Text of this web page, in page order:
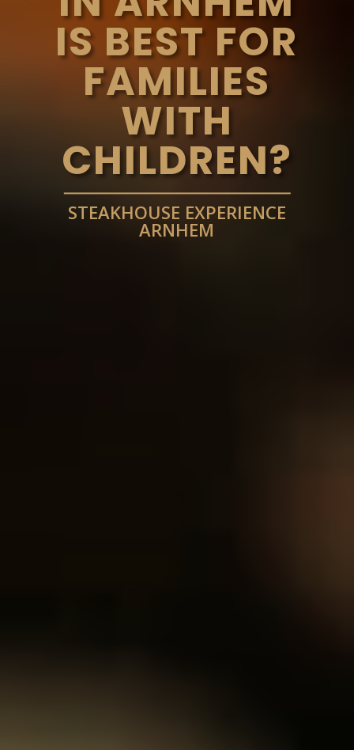
IS BEST FOR
FAMILIES
WITH
CHILDREN?
STEAKHOUSE EXPERIENCE
ARNHEM